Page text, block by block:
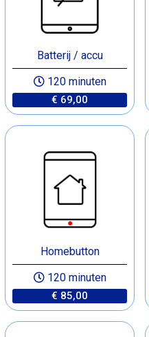
Batterij / accu
120 minuten
€ 69,00
Homebutton
120 minuten
€ 85,00